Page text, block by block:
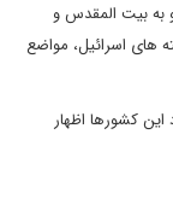
به بیت المقدس و
های اسرائیل، مواضع
این کشورها اظهار